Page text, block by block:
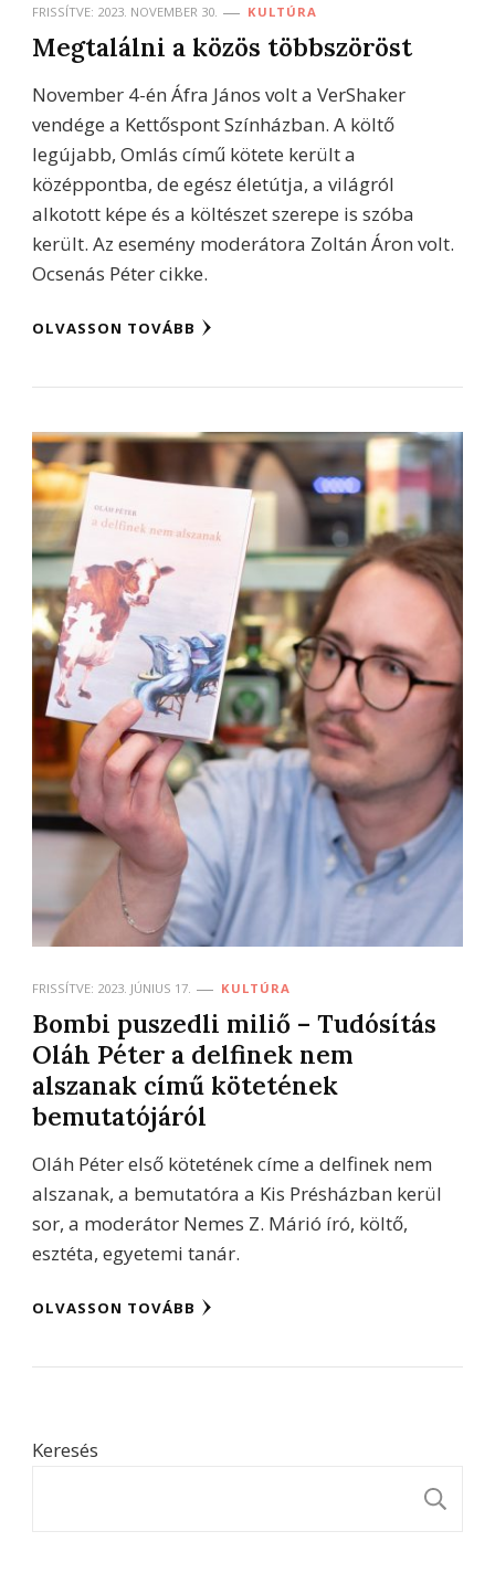
FRISSÍTVE: 2023. NOVEMBER 30. KULTÚRA
Megtalálni a közös többszöröst
November 4-én Áfra János volt a VerShaker
vendége a Kettőspont Színházban. A költő
legújabb, Omlás című kötete került a
középpontba, de egész életútja, a világról
alkotott képe és a költészet szerepe is szóba
került. Az esemény moderátora Zoltán Áron volt.
Ocsenás Péter cikke.
OLVASSON TOVÁBB
FRISSÍTVE: 2023. JÚNIUS 17. KULTÚRA
Bombi puszedli miliő – Tudósítás
Oláh Péter a delfinek nem
alszanak című kötetének
bemutatójáról
Oláh Péter első kötetének címe a delfinek nem
alszanak, a bemutatóra a Kis Présházban kerül
sor, a moderátor Nemes Z. Márió író, költő,
esztéta, egyetemi tanár.
OLVASSON TOVÁBB
Keresés